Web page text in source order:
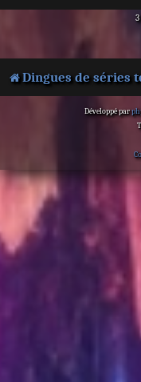
3
Dingues de séries
Développé par